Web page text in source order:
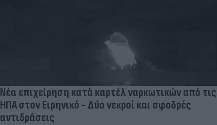
Νέα επιχείρηση κατά καρτέλ ναρκωτικών από τις
ΗΠΑ στον Ειρηνικό - Δύο νεκροί και σφοδρές
αντιδράσεις